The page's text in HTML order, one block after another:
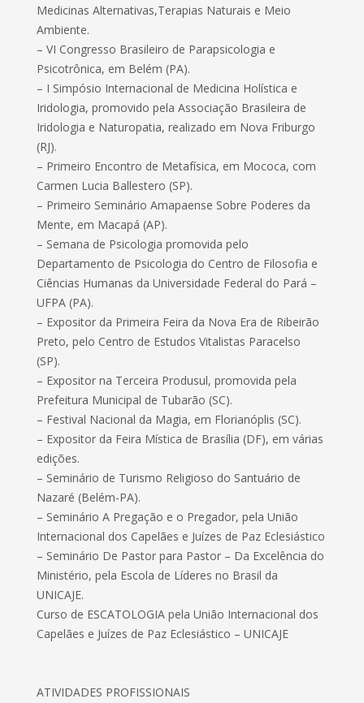
Medicinas Alternativas,Terapias Naturais e Meio
Ambiente.
– VI Congresso Brasileiro de Parapsicologia e
Psicotrônica, em Belém (PA).
– I Simpósio Internacional de Medicina Holística e
Iridologia, promovido pela Associação Brasileira de
Iridologia e Naturopatia, realizado em Nova Friburgo
(RJ).
– Primeiro Encontro de Metafísica, em Mococa, com
Carmen Lucia Ballestero (SP).
– Primeiro Seminário Amapaense Sobre Poderes da
Mente, em Macapá (AP).
– Semana de Psicologia promovida pelo
Departamento de Psicologia do Centro de Filosofia e
Ciências Humanas da Universidade Federal do Pará –
UFPA (PA).
– Expositor da Primeira Feira da Nova Era de Ribeirão
Preto, pelo Centro de Estudos Vitalistas Paracelso
(SP).
– Expositor na Terceira Produsul, promovida pela
Prefeitura Municipal de Tubarão (SC).
– Festival Nacional da Magia, em Florianóplis (SC).
– Expositor da Feira Mística de Brasília (DF), em várias
edições.
– Seminário de Turismo Religioso do Santuário de
Nazaré (Belém-PA).
– Seminário A Pregação e o Pregador, pela União
Internacional dos Capelães e Juízes de Paz Eclesiástico
– Seminário De Pastor para Pastor – Da Excelência do
Ministério, pela Escola de Líderes no Brasil da
UNICAJE.
Curso de ESCATOLOGIA pela União Internacional dos
Capelães e Juízes de Paz Eclesiástico – UNICAJE
ATIVIDADES PROFISSIONAIS